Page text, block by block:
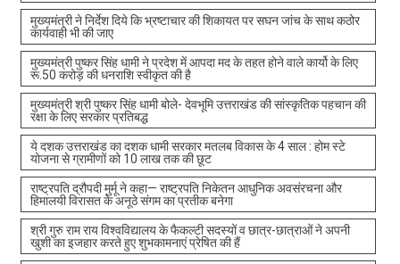
मुख्यमंत्री ने निर्देश दिये कि भ्रष्टाचार की शिकायत पर सघन जांच के साथ कठोर
कार्यवाही भी की जाए
मुख्यमंत्री पुष्कर सिंह धामी ने प्रदेश में आपदा मद के तहत होने वाले कार्यो के लिए
रू.50 करोड़ की धनराशि स्वीकृत की है
मुख्यमंत्री श्री पुष्कर सिंह धामी बोले- देवभूमि उत्तराखंड की सांस्कृतिक पहचान की
रक्षा के लिए सरकार प्रतिबद्ध
ये दशक उत्तराखंड का दशक धामी सरकार मतलब विकास के 4 साल : होम स्टे
योजना से ग्रामीणों को 10 लाख तक की छूट
राष्ट्रपति द्रौपदी मुर्मू ने कहा— राष्ट्रपति निकेतन आधुनिक अवसंरचना और
हिमालयी विरासत के अनूठे संगम का प्रतीक बनेगा
श्री गुरु राम राय विश्वविद्यालय के फैकल्टी सदस्यों व छात्र-छात्राओं ने अपनी
खुशी का इजहार करते हुए शुभकामनाएं प्रेषित की हैं